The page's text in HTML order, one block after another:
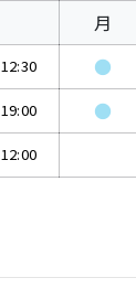
月
12:30 ●
19:00 ●
12:00